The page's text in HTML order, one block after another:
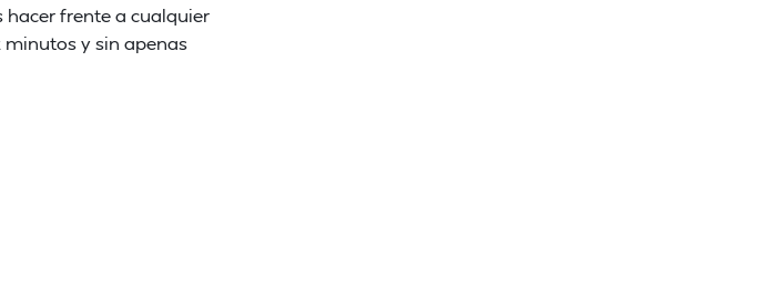
hacer frente a cualquier
minutos y sin apenas